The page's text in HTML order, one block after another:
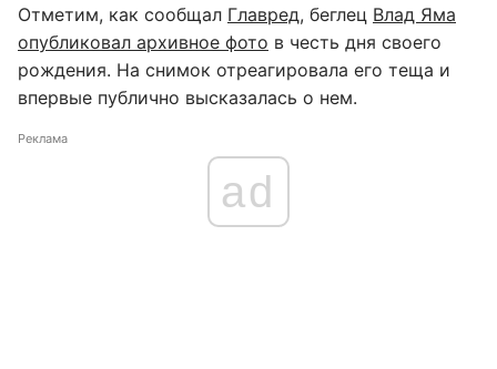
Отметим, как сообщал Главред, беглец Влад Яма
опубликовал архивное фото в честь дня своего
рождения. На снимок отреагировала его теща и
впервые публично высказалась о нем.
Реклама
ad